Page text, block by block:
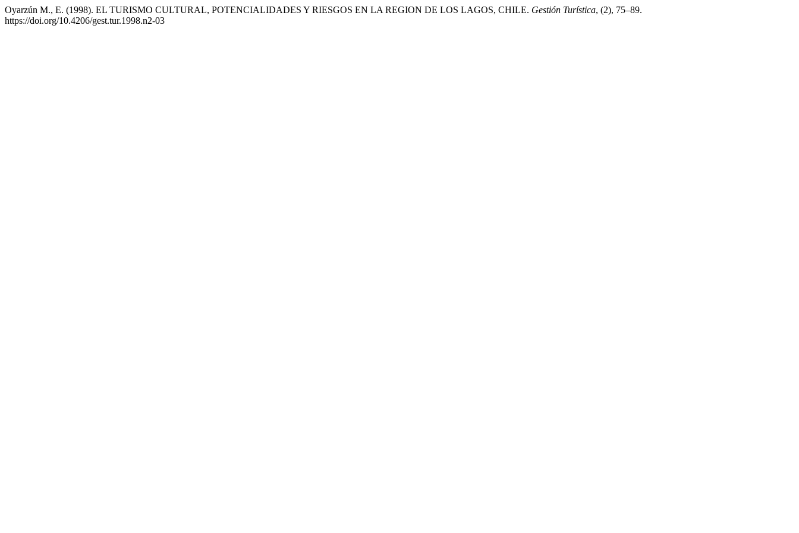
Oyarzún M., E. (1998). EL TURISMO CULTURAL, POTENCIALIDADES Y RIESGOS EN LA REGION DE LOS LAGOS, CHILE. Gestión Turística, (2), 75–89.
https://doi.org/10.4206/gest.tur.1998.n2-03